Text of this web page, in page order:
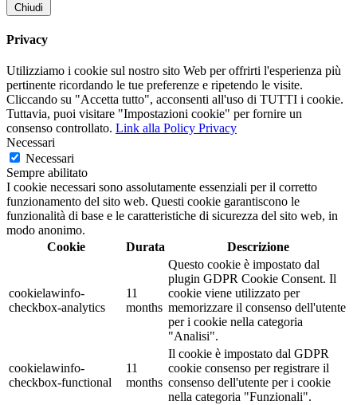
Chiudi
Privacy
Utilizziamo i cookie sul nostro sito Web per offrirti l'esperienza più
pertinente ricordando le tue preferenze e ripetendo le visite.
Cliccando su "Accetta tutto", acconsenti all'uso di TUTTI i cookie.
Tuttavia, puoi visitare "Impostazioni cookie" per fornire un
consenso controllato. Link alla Policy Privacy
Necessari
Necessari
Sempre abilitato
I cookie necessari sono assolutamente essenziali per il corretto
funzionamento del sito web. Questi cookie garantiscono le
funzionalità di base e le caratteristiche di sicurezza del sito web, in
modo anonimo.
Cookie
Durata Descrizione
cookielawinfo-
checkbox-analytics
11
months
Questo cookie è impostato dal
plugin GDPR Cookie Consent. Il
cookie viene utilizzato per
memorizzare il consenso dell'utente
per i cookie nella categoria
"Analisi".
cookielawinfo-
checkbox-functional
11
months
Il cookie è impostato dal GDPR
cookie consenso per registrare il
consenso dell'utente per i cookie
nella categoria "Funzionali".